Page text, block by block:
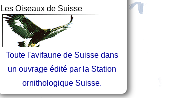
Les Oiseaux de Suisse
Toute l'avifaune de Suisse dans
un ouvrage édité par la Station
ornithologique Suisse.